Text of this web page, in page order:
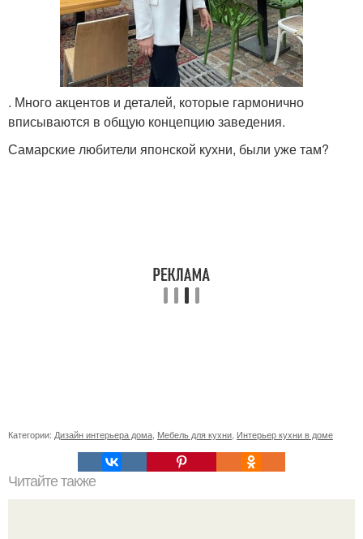
. Много акцентов и деталей, которые гармонично
вписываются в общую концепцию заведения.
Самарские любители японской кухни, были уже там?
Категории: Дизайн интерьера дома Мебель для кухни Интерьер кухни в доме
Читайте также